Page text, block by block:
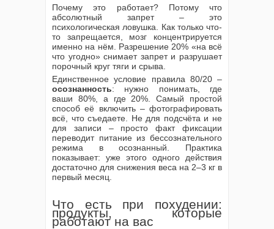
Почему это работает? Потому что
абсолютный запрет – это
психологическая ловушка. Как только что-
то запрещается, мозг концентрируется
именно на нём. Разрешение 20% «на всё
что угодно» снимает запрет и разрушает
порочный круг тяги и срыва.
Единственное условие правила 80/20 –
осознанность: нужно понимать, где
ваши 80%, а где 20%. Самый простой
способ её включить – фотографировать
всё, что съедаете. Не для подсчёта и не
для записи – просто факт фиксации
переводит питание из бессознательного
режима в осознанный. Практика
показывает: уже этого одного действия
достаточно для снижения веса на 2–3 кг в
первый месяц.
Что есть при похудении:
продукты, которые
работают на вас